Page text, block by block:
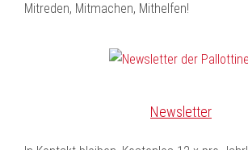
Mitreden, Mitmachen, Mithelfen!
Newsletter